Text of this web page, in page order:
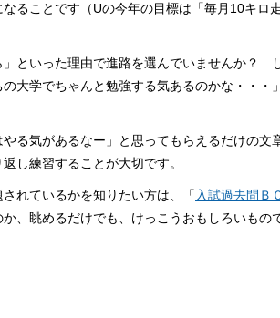
ることです（Uの今年の目標は「毎月10キロ
」といった理由で進路を選んでいませんか？
大学でちゃんと勉強する気あるのかな・・・
る気があるなー」と思ってもらえるだけの文
し練習することが大切です。
れているかを知りたい方は、「 入試過去問Ｂ
、眺めるだけでも、けっこうおもしろいもの